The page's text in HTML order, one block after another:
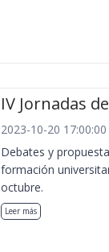
IV Jornadas
2023-10-20 17:00:00
Debates y
formación
octubre.
Leer más